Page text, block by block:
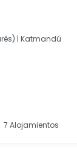
| Katmandú
7 Alojamientos